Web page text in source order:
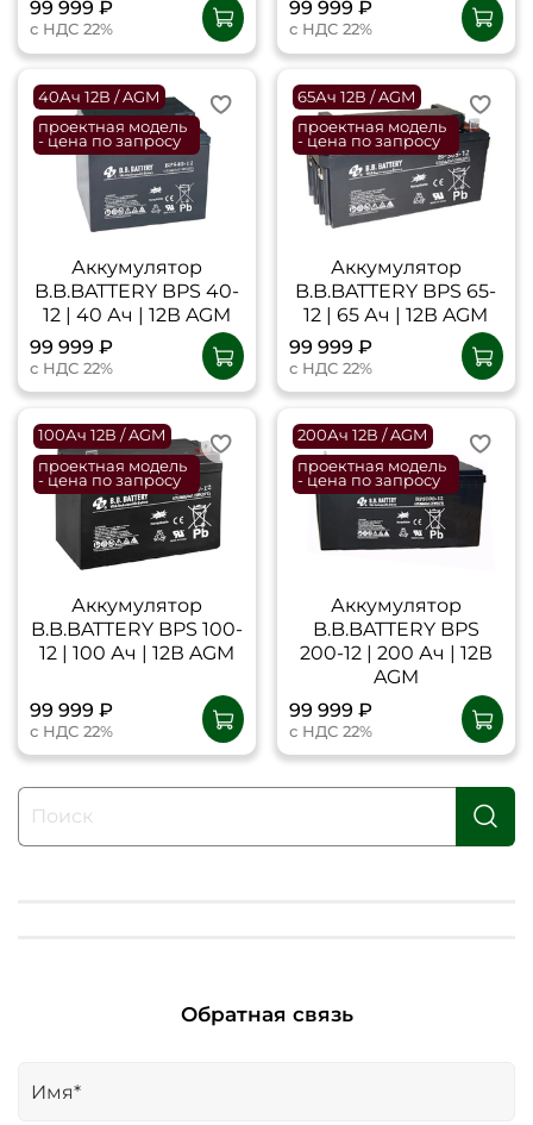
99 999 ₽
с НДС 22%
99 999 ₽
с НДС 22%
40Ач 12В / AGM
проектная модель
- цена по запросу
Аккумулятор
B.B.BATTERY BPS 40-
12 | 40 Ач | 12В AGM
99 999 ₽
с НДС 22%
65Ач 12В / AGM
проектная модель
- цена по запросу
Аккумулятор
B.B.BATTERY BPS 65-
12 | 65 Ач | 12В AGM
99 999 ₽
с НДС 22%
100Ач 12В / AGM
проектная модель
- цена по запросу
Аккумулятор
B.B.BATTERY BPS 100-
12 | 100 Ач | 12В AGM
99 999 ₽
с НДС 22%
200Ач 12В / AGM
проектная модель
- цена по запросу
Аккумулятор
B.B.BATTERY BPS
200-12 | 200 Ач | 12В
AGM
99 999 ₽
с НДС 22%
Обратная связь